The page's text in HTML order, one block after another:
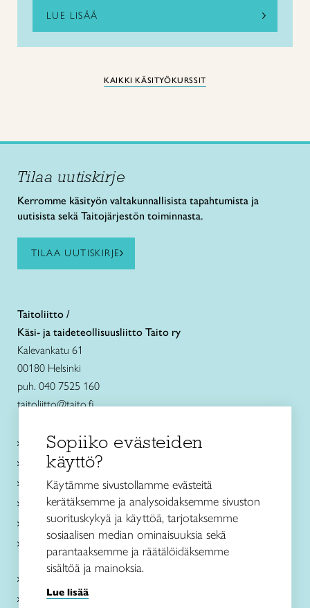
LUE LISÄÄ
KAIKKI KÄSITYÖKURSSIT
Tilaa uutiskirje
Kerromme käsityön valtakunnallisista tapahtumista ja
uutisista sekä Taitojärjestön toiminnasta.
TILAA UUTISKIRJE
Taitoliitto /
Käsi- ja taideteollisuusliitto Taito ry
Kalevankatu 61
00180 Helsinki
puh. 040 7525 160
taitoliitto@taito.fi
Käsityökurssit ja koulutus
Ajankohtaista
Käsityöohjeet
Me olemme Taito
Paikallinen toiminta
Verkkokaupat
Kirjaudu Arviin
Kirjaudu Taitocampukseen
Sopiiko evästeiden
käyttö?
Käytämme sivustollamme evästeitä
kerätäksemme ja analysoidaksemme sivuston
suorituskykyä ja käyttöä, tarjotaksemme
sosiaalisen median ominaisuuksia sekä
parantaaksemme ja räätälöidäksemme
sisältöä ja mainoksia.
Lue lisää